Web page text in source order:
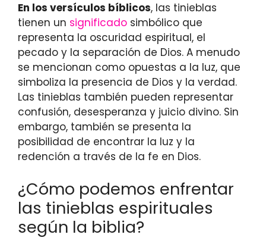
En los versículos bíblicos, las tinieblas
tienen un significado simbólico que
representa la oscuridad espiritual, el
pecado y la separación de Dios. A menudo
se mencionan como opuestas a la luz, que
simboliza la presencia de Dios y la verdad.
Las tinieblas también pueden representar
confusión, desesperanza y juicio divino. Sin
embargo, también se presenta la
posibilidad de encontrar la luz y la
redención a través de la fe en Dios.
¿Cómo podemos enfrentar
las tinieblas espirituales
según la biblia?